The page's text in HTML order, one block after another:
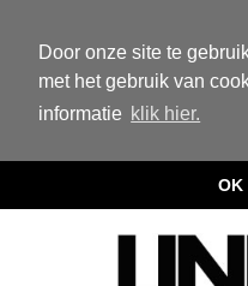
Door onze site te
met het gebruik van
informatie klik hier.
OK